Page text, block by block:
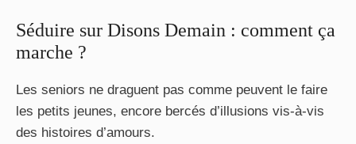
Séduire sur Disons Demain : comment ça
marche ?
Les seniors ne draguent pas comme peuvent le faire
les petits jeunes, encore bercés d’illusions vis-à-vis
des histoires d’amours.